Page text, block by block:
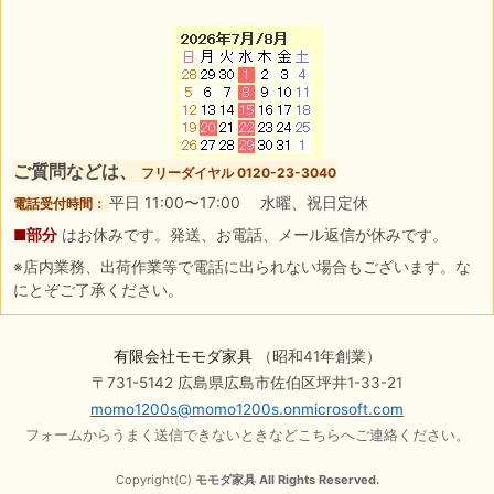
ご質問などは、
フリーダイヤル 0120-23-3040
電話受付時間： 平日 11:00〜17:00 水曜、祝日定休
■部分 はお休みです。発送、お電話、メール返信が休みです。
※店内業務、出荷作業等で電話に出られない場合もございます。な
にとぞご了承ください。
有限会社モモダ家具（昭和41年創業）
〒731-5142 広島県広島市佐伯区坪井1-33-21
momo1200s@momo1200s.onmicrosoft.com
フォームからうまく送信できないときなどこちらへご連絡ください。
Copyright(C) モモダ家具 All Rights Reserved.